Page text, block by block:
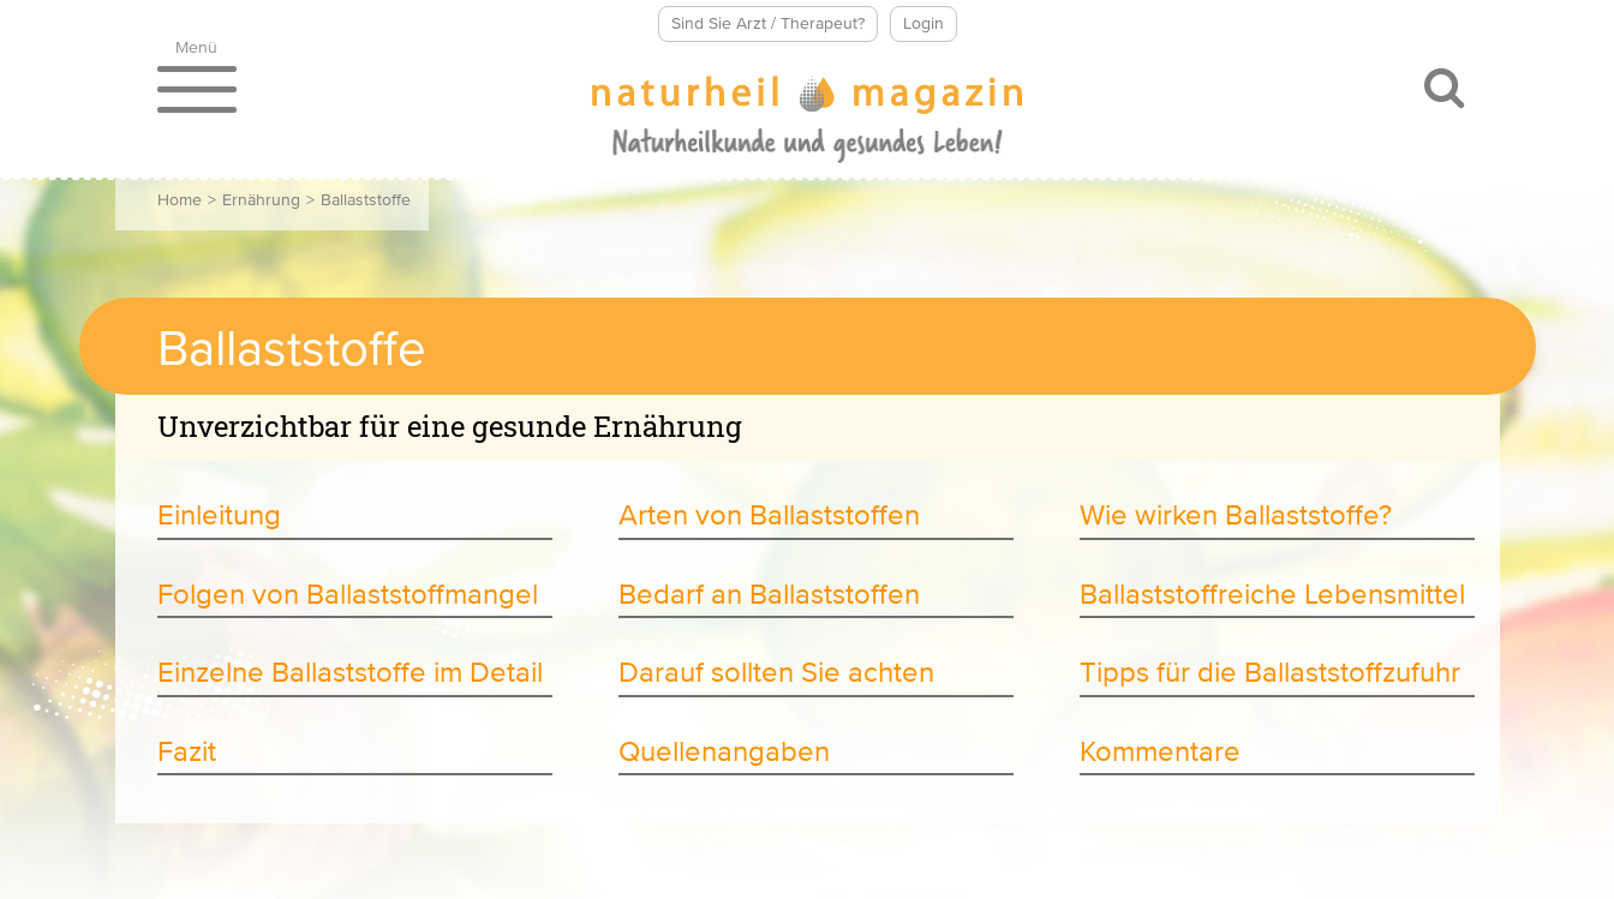
Sind Sie Arzt / Therapeut?
Login
Menü
Home > Ernährung > Ballaststoffe
Ballaststoffe
Unverzichtbar für eine gesunde Ernährung
Einleitung Arten von Ballaststoffen Wie wirken Ballaststoffe?
Folgen von Ballaststoffmangel Bedarf an Ballaststoffen Ballaststoffreiche Lebensmittel
Einzelne Ballaststoffe im Detail Darauf sollten Sie achten Tipps für die Ballaststoffzufuhr
Fazit Quellenangaben Kommentare